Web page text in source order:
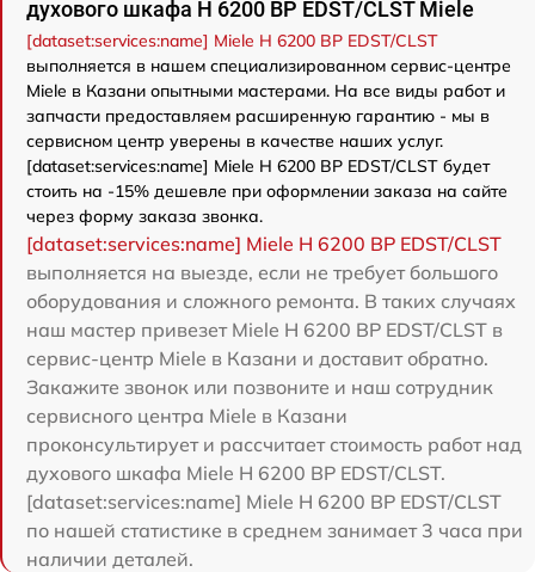
духового шкафа H 6200 BP EDST/CLST Miele
[dataset:services:name] Miele H 6200 BP EDST/CLST
выполняется в нашем специализированном сервис-центре
Miele в Казани опытными мастерами. На все виды работ и
запчасти предоставляем расширенную гарантию - мы в
сервисном центр уверены в качестве наших услуг.
[dataset:services:name] Miele H 6200 BP EDST/CLST будет
стоить на -15% дешевле при оформлении заказа на сайте
через форму заказа звонка.
[dataset:services:name] Miele H 6200 BP EDST/CLST
выполняется на выезде, если не требует большого
оборудования и сложного ремонта. В таких случаях
наш мастер привезет Miele H 6200 BP EDST/CLST в
сервис-центр Miele в Казани и доставит обратно.
Закажите звонок или позвоните и наш сотрудник
сервисного центра Miele в Казани
проконсультирует и рассчитает стоимость работ над
духового шкафа Miele H 6200 BP EDST/CLST.
[dataset:services:name] Miele H 6200 BP EDST/CLST
по нашей статистике в среднем занимает 3 часа при
наличии деталей.